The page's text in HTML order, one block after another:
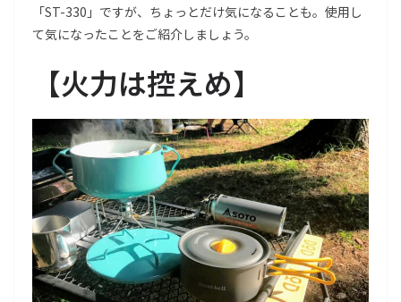
「ST-330」ですが、ちょっとだけ気になることも。使用し
て気になったことをご紹介しましょう。
【火力は控えめ】